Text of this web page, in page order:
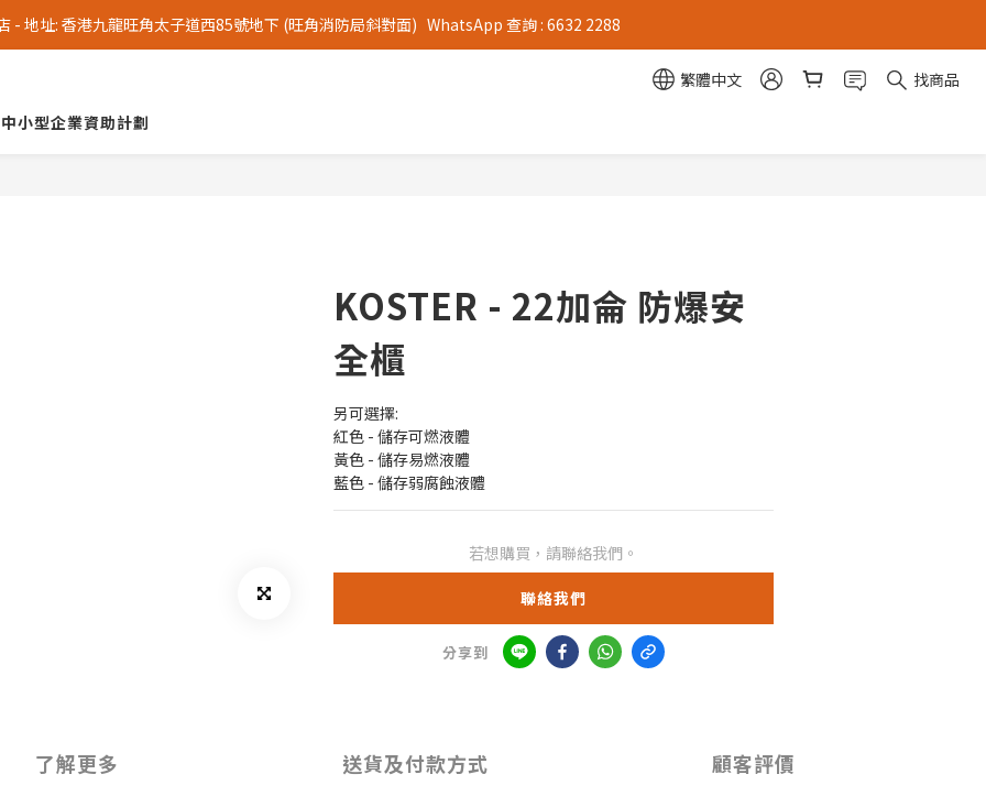
- 地址: 香港九龍旺角太子道西85號地下 (旺角消防局斜對面)   WhatsApp 查詢 : 6632 2288
繁體中文
找商品
中小型企業資助計劃
KOSTER - 22加侖 防爆安
全櫃
另可選擇:
紅色 - 儲存可燃液體
黃色 - 儲存易燃液體
藍色 - 儲存弱腐蝕液體
若想購買，請聯絡我們。
聯絡我們
分享到
了解更多 送貨及付款方式 顧客評價